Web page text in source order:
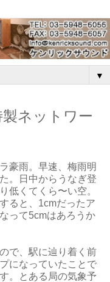
▼
ネットワー
豪雨。早速、梅雨明
。日中からうなぎ登
低くてくら〜い空。
ると、1cmだったア
って5cmはあろうか
で、駅に辿り着く前
になっていたことで
。とある局の気象予